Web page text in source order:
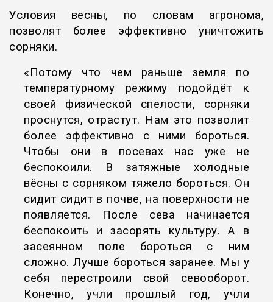
Условия весны, по словам агронома,
позволят более эффективно уничтожить
сорняки.
«Потому что чем раньше земля по
температурному режиму подойдёт к
своей физической спелости, сорняки
проснутся, отрастут. Нам это позволит
более эффективно с ними бороться.
Чтобы они в посевах нас уже не
беспокоили. В затяжные холодные
вёсны с сорняком тяжело бороться. Он
сидит сидит в почве, на поверхности не
появляется. После сева начинается
беспокоить и засорять культуру. А в
засеянном поле бороться с ним
сложно. Лучше бороться заранее. Мы у
себя перестроили свой севооборот.
Конечно, учли прошлый год, учли